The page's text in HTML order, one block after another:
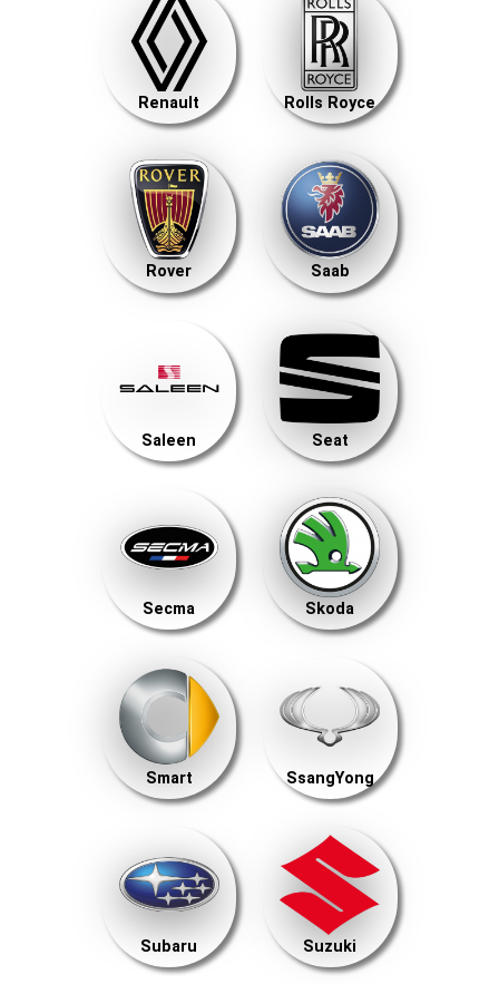
Renault Rolls Royce
Rover Saab
Saleen Seat
Secma Skoda
Smart SsangYong
Subaru Suzuki